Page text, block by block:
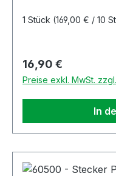
1 Stück (169,00 € / 10
Regulärer Preis:
16,90 €
Preise exkl. MwSt.
In